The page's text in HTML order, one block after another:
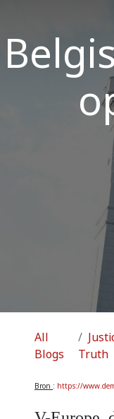
All
Blogs
Truth
Bron : https://